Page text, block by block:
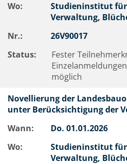
Wo:
Studieninstitut
Verwaltung,
Nr.:
26V90017
Status:
Fester
möglich
Novellierung der
unter Berücksichtigung der
Wann:
Do. 01.01.2026
Wo:
Studieninstitut
Verwaltung,